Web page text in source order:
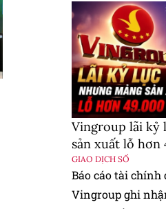
Vingroup lãi kỷ
sản xuất lỗ hơn
GIAO DỊCH SỐ
Báo cáo tài chính
Vingroup ghi